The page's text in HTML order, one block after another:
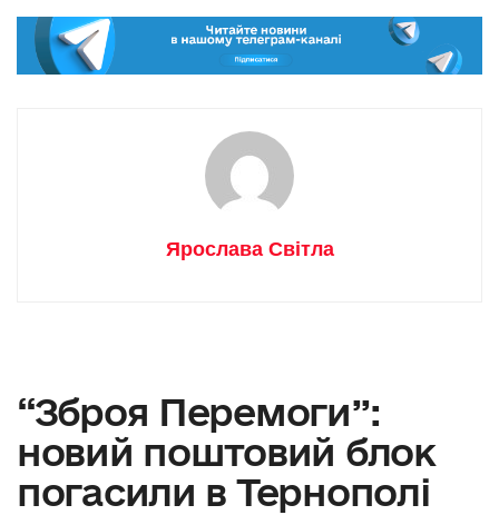
Ярослава Світла
“Зброя Перемоги”:
новий поштовий блок
погасили в Тернополі